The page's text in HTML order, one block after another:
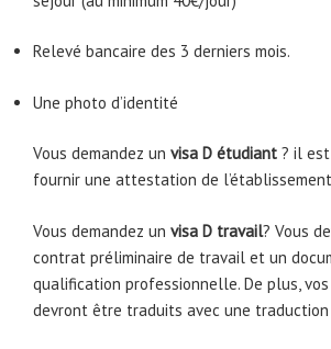
Relevé bancaire des 3 derniers mois.
Une photo d’identité
Vous demandez un visa D étudiant ? il
fournir une attestation de
Vous demandez un visa D travail? Vous
contrat préliminaire de travail et un
qualification professionnelle. De plus,
devront être traduits avec une